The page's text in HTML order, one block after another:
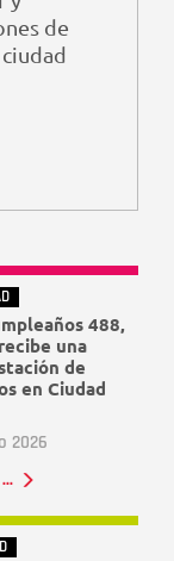
de
488,
una
de
en Ciudad
2026